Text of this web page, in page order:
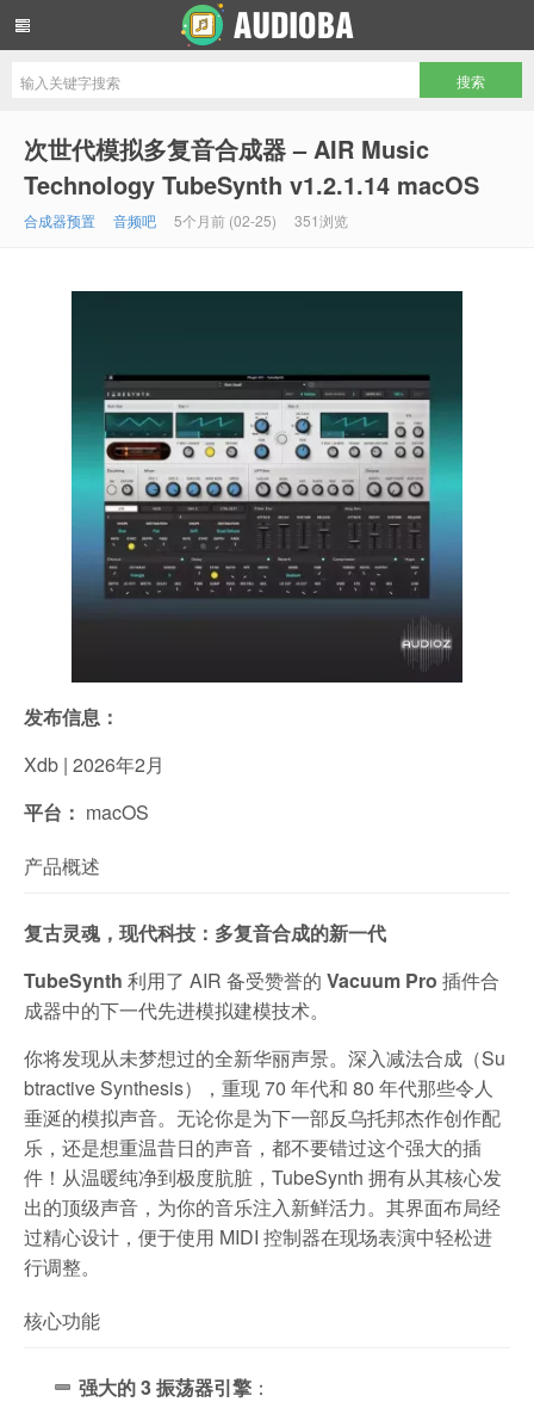
次世代模拟多复音合成器 – AIR Music
Technology TubeSynth v1.2.1.14 macOS
合成器预置 音频吧 5个月前 (02-25) 351浏览
发布信息：
Xdb | 2026年2月
平台： macOS
产品概述
复古灵魂，现代科技：多复音合成的新一代
TubeSynth 利用了 AIR 备受赞誉的 Vacuum Pro 插件合
成器中的下一代先进模拟建模技术。
你将发现从未梦想过的全新华丽声景。深入减法合成（Su
btractive Synthesis），重现 70 年代和 80 年代那些令人
垂涎的模拟声音。无论你是为下一部反乌托邦杰作创作配
乐，还是想重温昔日的声音，都不要错过这个强大的插
件！从温暖纯净到极度肮脏，TubeSynth 拥有从其核心发
出的顶级声音，为你的音乐注入新鲜活力。其界面布局经
过精心设计，便于使用 MIDI 控制器在现场表演中轻松进
行调整。
核心功能
强大的 3 振荡器引擎 ：